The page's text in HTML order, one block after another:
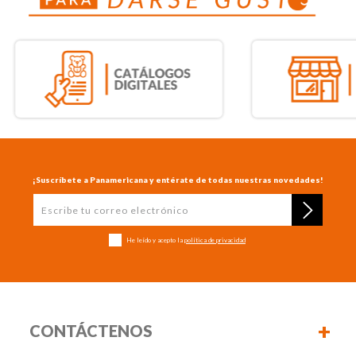
¡Suscríbete a Panamericana y entérate de todas nuestras novedades!
He leído y acepto la política de privacidad
CONTÁCTENOS +